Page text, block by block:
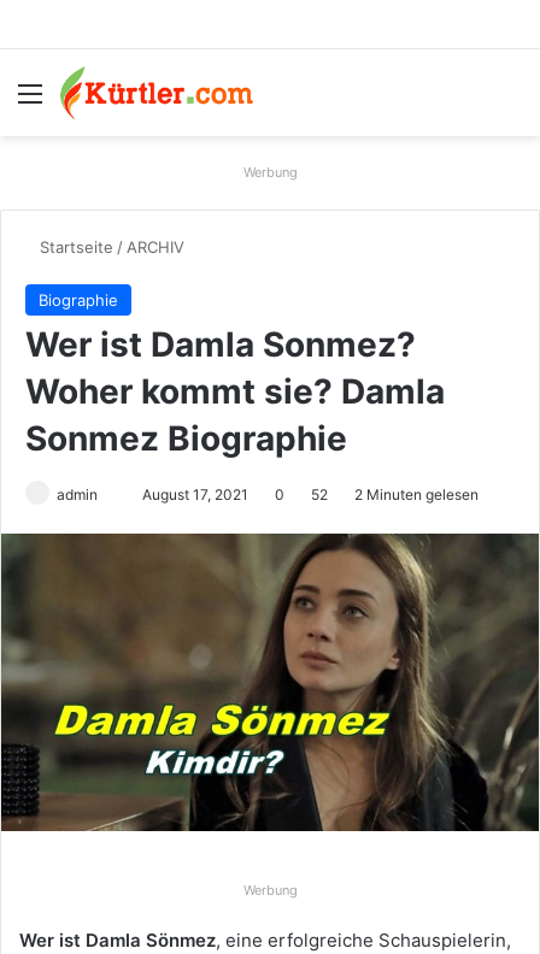
Menü
Werbung
Startseite / ARCHIV
Biographie
Wer ist Damla Sonmez?
Woher kommt sie? Damla
Sonmez Biographie
admin
e
i
August 17, 2021 0 52 2 Minuten gelesen
Werbung
Wer ist Damla Sönmez, eine erfolgreiche Schauspielerin,